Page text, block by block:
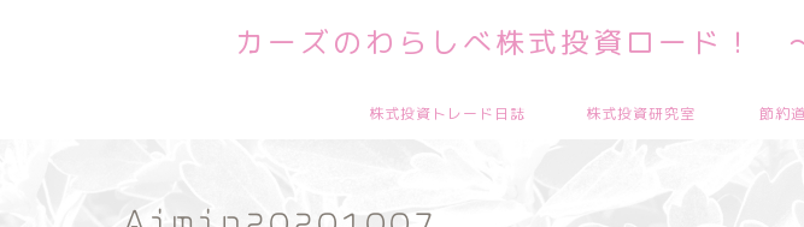
カーズのわらしべ株式投資ロード！
株式投資トレード日誌 株式投資研究室 節約